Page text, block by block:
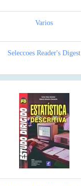
Varios
Seleccoes Reader's Digest